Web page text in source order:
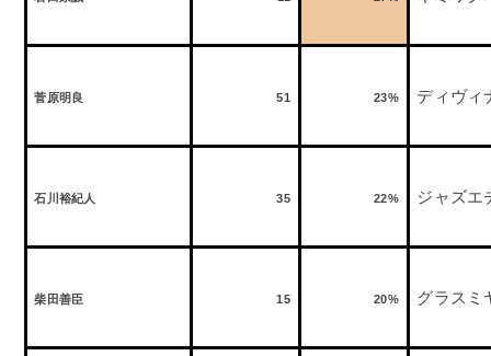
菅原明良 51 23% ディヴィ
石川裕紀人 35 22% ジャズエ
柴田善臣 15 20% グラスミ